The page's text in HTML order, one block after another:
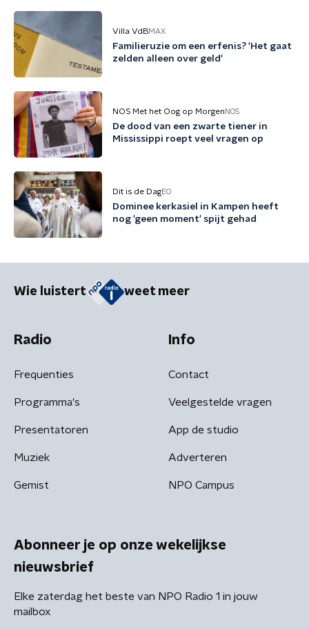
Villa VdBMAX
Familieruzie om een erfenis? 'Het gaat
zelden alleen over geld'
NOS Met het Oog op Morgen NOS
De dood van een zwarte tiener in
Mississippi roept veel vragen op
Dit is de DagEO
Dominee kerkasiel in Kampen heeft
nog 'geen moment' spijt gehad
Wie luistert weet meer
Radio
Frequenties
Programma's
Presentatoren
Muziek
Gemist
Info
Contact
Veelgestelde vragen
App de studio
Adverteren
NPO Campus
Abonneer je op onze wekelijkse
nieuwsbrief
Elke zaterdag het beste van NPO Radio 1 in jouw
mailbox